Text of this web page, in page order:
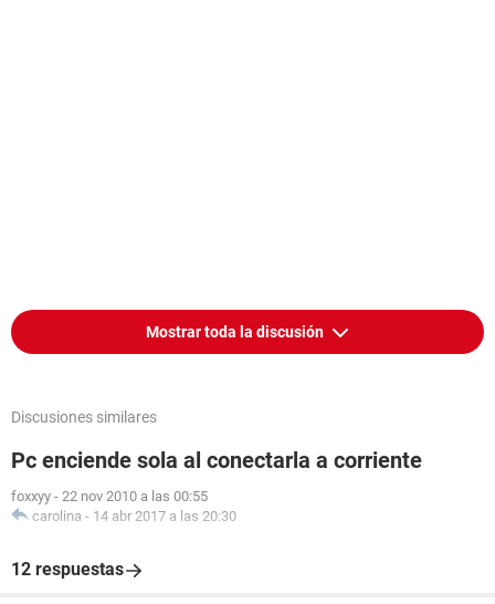
Mostrar toda la discusión
Discusiones similares
Pc enciende sola al conectarla a corriente
foxxyy - 22 nov 2010 a las 00:55
carolina - 14 abr 2017 a las 20:30
12 respuestas